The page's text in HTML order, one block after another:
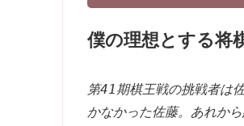
僕の理想とする将
第41期棋王戦の挑戦者は
かなかった佐藤。あれか